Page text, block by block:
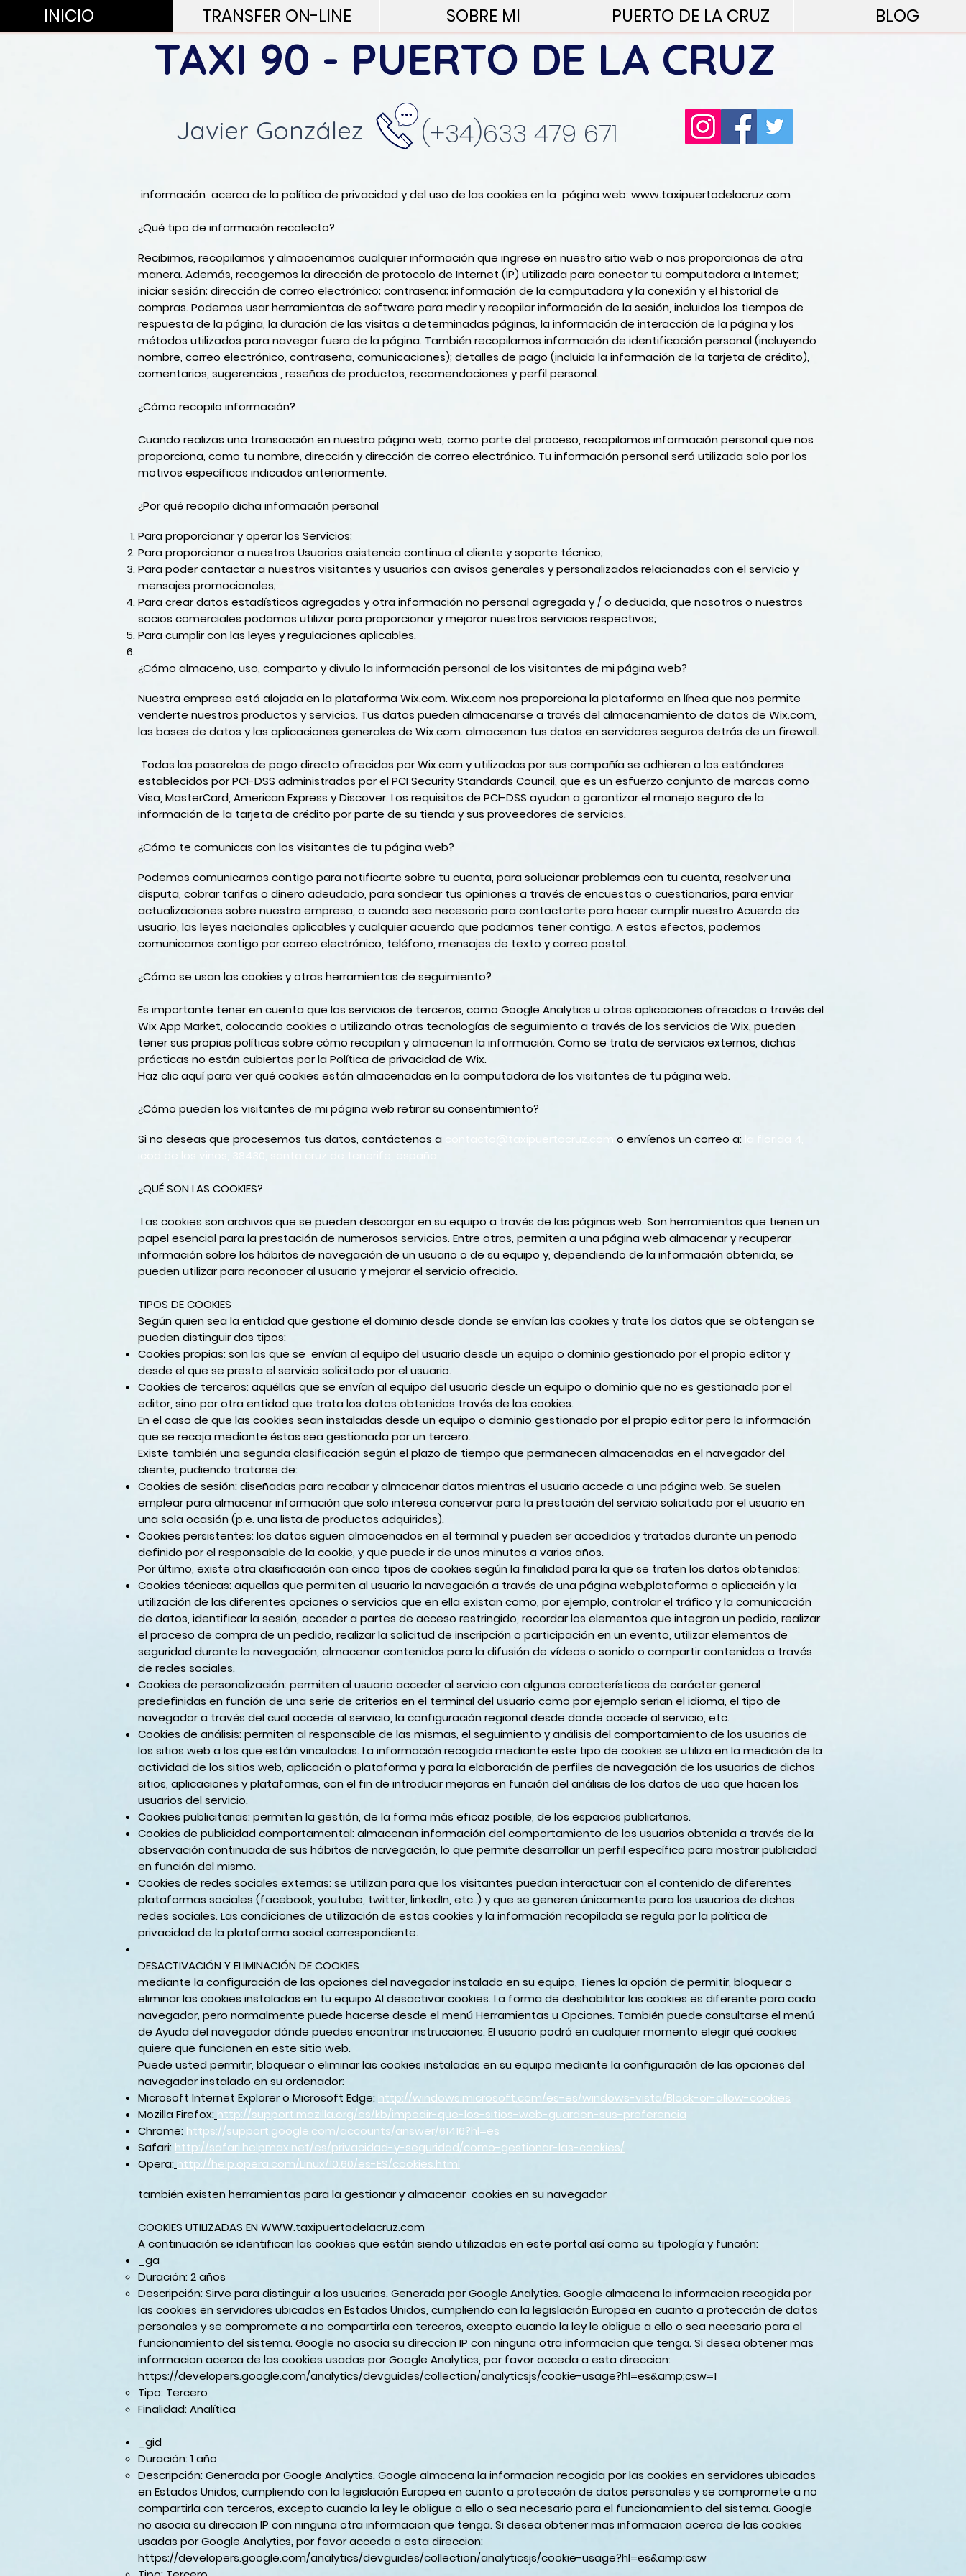
INICIO TRANSFER ON-LINE SOBRE MI PUERTO DE LA CRUZ BLOG
TAXI 90 - PUERTO DE LA CRUZ
Javier González (+34)633 479 671
información acerca de la política de privacidad y del uso de las cookies en la página web:www.taxipuertodelacruz.com
¿Qué tipo de información recolecto?
Recibimos, recopilamos y almacenamos cualquier información que ingrese en nuestro sitio web o nos proporcionas de otra
manera. Además, recogemos la dirección de protocolo de Internet (IP) utilizada para conectar tu computadora a Internet;
iniciar sesión; dirección de correo electrónico; contraseña; información de la computadora y la conexión y el historial de
compras. Podemos usar herramientas de software para medir y recopilar información de la sesión, incluidos los tiempos de
respuesta de la página, la duración de las visitas a determinadas páginas, la información de interacción de la página y los
métodos utilizados para navegar fuera de la página. También recopilamos información de identificación personal (incluyendo
nombre, correo electrónico, contraseña, comunicaciones); detalles de pago (incluida la información de la tarjeta de crédito),
comentarios, sugerencias , reseñas de productos, recomendaciones y perfil personal.
¿Cómo recopilo información?
Cuando realizas una transacción en nuestra página web, como parte del proceso, recopilamos información personal que nos
proporciona, como tu nombre, dirección y dirección de correo electrónico. Tu información personal será utilizada solo por los
motivos específicos indicados anteriormente.
¿Por qué recopilo dicha información personal
Para proporcionar y operar los Servicios;
Para proporcionar a nuestros Usuarios asistencia continua al cliente y soporte técnico;
Para poder contactar a nuestros visitantes y usuarios con avisos generales y personalizados relacionados con el servicio y
mensajes promocionales;
Para crear datos estadísticos agregados y otra información no personal agregada y / o deducida, que nosotros o nuestros
socios comerciales podamos utilizar para proporcionar y mejorar nuestros servicios respectivos;
Para cumplir con las leyes y regulaciones aplicables.
¿Cómo almaceno, uso, comparto y divulo la información personal de los visitantes de mi página web?
Nuestra empresa está alojada en la plataforma Wix.com. Wix.com nos proporciona la plataforma en línea que nos permite
venderte nuestros productos y servicios. Tus datos pueden almacenarse a través del almacenamiento de datos de Wix.com,
las bases de datos y las aplicaciones generales de Wix.com. almacenan tus datos en servidores seguros detrás de un firewall.
Todas las pasarelas de pago directo ofrecidas por Wix.com y utilizadas por sus compañía se adhieren a los estándares
establecidos por PCI-DSS administrados por el PCI Security Standards Council, que es un esfuerzo conjunto de marcas como
Visa, MasterCard, American Express y Discover. Los requisitos de PCI-DSS ayudan a garantizar el manejo seguro de la
información de la tarjeta de crédito por parte de su tienda y sus proveedores de servicios.
¿Cómo te comunicas con los visitantes de tu página web?
Podemos comunicarnos contigo para notificarte sobre tu cuenta, para solucionar problemas con tu cuenta, resolver una
disputa, cobrar tarifas o dinero adeudado, para sondear tus opiniones a través de encuestas o cuestionarios, para enviar
actualizaciones sobre nuestra empresa, o cuando sea necesario para contactarte para hacer cumplir nuestro Acuerdo de
usuario, las leyes nacionales aplicables y cualquier acuerdo que podamos tener contigo. A estos efectos, podemos
comunicarnos contigo por correo electrónico, teléfono, mensajes de texto y correo postal.
¿Cómo se usan las cookies y otras herramientas de seguimiento?
Es importante tener en cuenta que los servicios de terceros, como Google Analytics u otras aplicaciones ofrecidas a través del
Wix App Market, colocando cookies o utilizando otras tecnologías de seguimiento a través de los servicios de Wix, pueden
tener sus propias políticas sobre cómo recopilan y almacenan la información. Como se trata de servicios externos, dichas
prácticas no están cubiertas por la Política de privacidad de Wix.
Haz clicaquípara ver qué cookies están almacenadas en la computadora de los visitantes de tu página web.
¿Cómo pueden los visitantes de mi página web retirar su consentimiento?
Si no deseas que procesemos tus datos, contáctenos a
contacto@taxipuertocruz.com o envíenos un correo a:
icod de los vinos, 38430, santa cruz de tenerife, españa..
¿QUÉ SON LAS COOKIES?
Las cookies son archivos que se pueden descargar en su equipo a través de las páginas web. Son herramientas que tienen un
papel esencial para la prestación de numerosos servicios. Entre otros, permiten a una página web almacenar y recuperar
información sobre los hábitos de navegación de un usuario o de su equipo y, dependiendo de la información obtenida, se
pueden utilizar para reconocer al usuario y mejorar el servicio ofrecido.
TIPOS DE COOKIES
Según quien sea la entidad que gestione el dominio desde donde se envían las cookies y trate los datos que se obtengan se
pueden distinguir dos tipos:
Cookies propias:son las que se envían al equipo del usuario desde un equipo o dominio gestionado por el propio editor y
desde el que se presta el servicio solicitado por el usuario.
Cookies de terceros: aquéllas que se envían al equipo del usuario desde un equipo o dominio que no es gestionado por el
editor, sino por otra entidad que trata los datos obtenidos través de las cookies.
En el caso de que las cookies sean instaladas desde un equipo o dominio gestionado por el propio editor pero la información
que se recoja mediante éstas sea gestionada por un tercero.
Existe también una segunda clasificación según el plazo de tiempo que permanecen almacenadas en el navegador del
cliente, pudiendo tratarse de:
Cookies de sesión: diseñadas para recabar y almacenar datos mientras el usuario accede a una página web. Se suelen
emplear para almacenar información que solo interesa conservar para la prestación del servicio solicitado por el usuario en
una sola ocasión (p.e. una lista de productos adquiridos).
Cookies persistentes: los datos siguen almacenados en el terminal y pueden ser accedidos y tratados durante un periodo
definido por el responsable de la cookie, y que puede ir de unos minutos a varios años.
Por último, existe otra clasificación con cinco tipos de cookies según la finalidad para la que se traten los datos obtenidos:
Cookies técnicas: aquellas que permiten al usuario la navegación a través de una página web,plataforma o aplicación y la
utilización de las diferentes opciones o servicios que en ella existan como, por ejemplo, controlar el tráfico y la comunicación
de datos, identificar la sesión, acceder a partes de acceso restringido, recordar los elementos que integran un pedido, realizar
el proceso de compra de un pedido, realizar la solicitud de inscripción o participación en un evento, utilizar elementos de
seguridad durante la navegación, almacenar contenidos para la difusión de vídeos o sonido o compartir contenidos a través
de redes sociales.
Cookies de personalización: permiten al usuario acceder al servicio con algunas características de carácter general
predefinidas en función de una serie de criterios en el terminal del usuario como por ejemplo serian el idioma, el tipo de
navegador a través del cual accede al servicio, la configuración regional desde donde accede al servicio, etc.
Cookies de análisis:permiten al responsable de las mismas, el seguimiento y análisis del comportamiento de los usuarios de
los sitios web a los que están vinculadas. La información recogida mediante este tipo de cookies se utiliza en la medición de la
actividad de los sitios web, aplicación o plataforma y para la elaboración de perfiles de navegación de los usuarios de dichos
sitios, aplicaciones y plataformas, con el fin de introducir mejoras en función del análisis de los datos de uso que hacen los
usuarios del servicio.
Cookies publicitarias: permiten la gestión, de la forma más eficaz posible, de los espacios publicitarios.
Cookies de publicidad comportamental: almacenan información del comportamiento de los usuarios obtenida a través de la
observación continuada de sus hábitos de navegación, lo que permite desarrollar un perfil específico para mostrar publicidad
en función del mismo.
Cookies de redes sociales externas:se utilizan para que los visitantes puedan interactuar con el contenido de diferentes
plataformas sociales (facebook, youtube, twitter, linkedIn, etc..) y que se generen únicamente para los usuarios de dichas
redes sociales. Las condiciones de utilización de estas cookies y la información recopilada se regula por la política de
privacidad de la plataforma social correspondiente.
DESACTIVACIÓN Y ELIMINACIÓN DE COOKIES
mediante la configuración de las opciones del navegador instalado en su equipo, Tienes la opción de permitir, bloquear o
eliminar las cookies instaladas en tu equipo Al desactivar cookies. La forma de deshabilitar las cookies es diferente para cada
navegador, pero normalmente puede hacerse desde el menú Herramientas u Opciones. También puede consultarse el menú
de Ayuda del navegador dónde puedes encontrar instrucciones. El usuario podrá en cualquier momento elegir qué cookies
quiere que funcionen en este sitio web.
Puede usted permitir, bloquear o eliminar las cookies instaladas en su equipo mediante la configuración de las opciones del
navegador instalado en su ordenador:
Microsoft Internet Explorer o Microsoft Edge: http://windows.microsoft.com/es-es/windows-vista/Block-or-allow-cookies
Mozilla Firefox: http://support.mozilla.org/es/kb/impedir-que-los-sitios-web-guarden-sus-preferencia
Chrome: https://support.google.com/accounts/answer/61416?hl=es
Safari: http://safari.helpmax.net/es/privacidad-y-seguridad/como-gestionar-las-cookies/
Opera: http://help.opera.com/Linux/10.60/es-ES/cookies.html
también existen herramientas para la gestionar y almacenar cookies en su navegador
COOKIES UTILIZADAS EN WWW.taxipuertodelacruz.com
A continuación se identifican las cookies que están siendo utilizadas en este portal así como su tipología y función:
_ga
Duración: 2 años
Descripción: Sirve para distinguir a los usuarios. Generada por Google Analytics. Google almacena la informacion recogida por
las cookies en servidores ubicados en Estados Unidos, cumpliendo con la legislación Europea en cuanto a protección de datos
personales y se compromete a no compartirla con terceros, excepto cuando la ley le obligue a ello o sea necesario para el
funcionamiento del sistema. Google no asocia su direccion IP con ninguna otra informacion que tenga. Si desea obtener mas
informacion acerca de las cookies usadas por Google Analytics, por favor acceda a esta direccion:
https://developers.google.com/analytics/devguides/collection/analyticsjs/cookie-usage?hl=es&amp;csw=1
Tipo: Tercero
Finalidad: Analítica
_gid
Duración: 1 año
Descripción: Generada por Google Analytics. Google almacena la informacion recogida por las cookies en servidores ubicados
en Estados Unidos, cumpliendo con la legislación Europea en cuanto a protección de datos personales y se compromete a no
compartirla con terceros, excepto cuando la ley le obligue a ello o sea necesario para el funcionamiento del sistema. Google
no asocia su direccion IP con ninguna otra informacion que tenga. Si desea obtener mas informacion acerca de las cookies
usadas por Google Analytics, por favor acceda a esta direccion:
https://developers.google.com/analytics/devguides/collection/analyticsjs/cookie-usage?hl=es&amp;csw